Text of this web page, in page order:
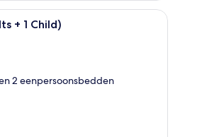
raam met uitzicht op palmbomen, en een
Een moderne hotelkamer met een groot
+ 1 Child)
2 eenpersoonsbedden